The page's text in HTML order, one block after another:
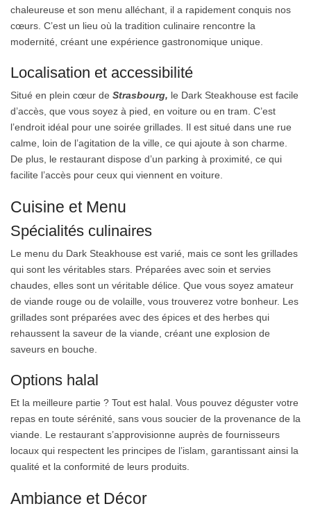
chaleureuse et son menu alléchant, il a rapidement conquis nos
cœurs. C’est un lieu où la tradition culinaire rencontre la
modernité, créant une expérience gastronomique unique.
Localisation et accessibilité
Situé en plein cœur de Strasbourg, le Dark Steakhouse est facile
d’accès, que vous soyez à pied, en voiture ou en tram. C’est
l’endroit idéal pour une soirée grillades. Il est situé dans une rue
calme, loin de l’agitation de la ville, ce qui ajoute à son charme.
De plus, le restaurant dispose d’un parking à proximité, ce qui
facilite l’accès pour ceux qui viennent en voiture.
Cuisine et Menu
Spécialités culinaires
Le menu du Dark Steakhouse est varié, mais ce sont les grillades
qui sont les véritables stars. Préparées avec soin et servies
chaudes, elles sont un véritable délice. Que vous soyez amateur
de viande rouge ou de volaille, vous trouverez votre bonheur. Les
grillades sont préparées avec des épices et des herbes qui
rehaussent la saveur de la viande, créant une explosion de
saveurs en bouche.
Options halal
Et la meilleure partie ? Tout est halal. Vous pouvez déguster votre
repas en toute sérénité, sans vous soucier de la provenance de la
viande. Le restaurant s’approvisionne auprès de fournisseurs
locaux qui respectent les principes de l’islam, garantissant ainsi la
qualité et la conformité de leurs produits.
Ambiance et Décor